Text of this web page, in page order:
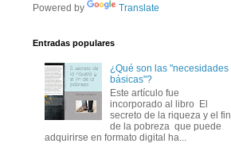
Powered by Translate
Entradas populares
¿Qué son las "necesidades
básicas"?
Este artículo fue
incorporado al libro El
secreto de la riqueza y el fin
de la pobreza que puede
adquirirse en formato digital ha...